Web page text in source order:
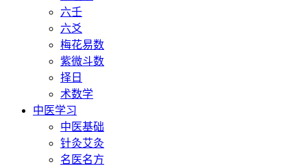
六壬
六爻
梅花易数
紫微斗数
择日
术数学
中医学习
中医基础
针灸艾灸
名医名方